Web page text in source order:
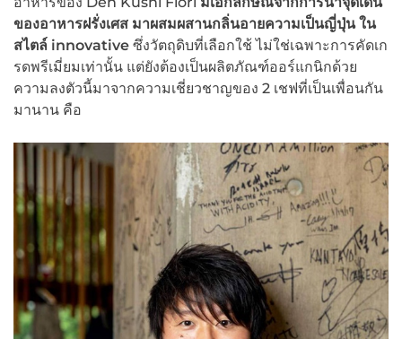
ของอาหารฝรั่งเศส มาผสมผสานกลิ่นอายความเป็นญี่ปุ่น ใน
สไตล์ innovative ซึ่งวัตถุดิบที่เลือกใช้ ไม่ใช่เฉพาะการคัดเก
รดพรีเมี่ยมเท่านั้น แต่ยังต้องเป็นผลิตภัณฑ์ออร์แกนิกด้วย
ความลงตัวนี้มาจากความเชี่ยวชาญของ 2 เชฟที่เป็นเพื่อนกัน
มานาน คือ